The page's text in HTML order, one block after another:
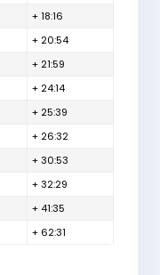
+ 18:16
+ 20:54
+ 21:59
+ 24:14
+ 25:39
+ 26:32
+ 30:53
+ 32:29
+ 41:35
+ 62:31